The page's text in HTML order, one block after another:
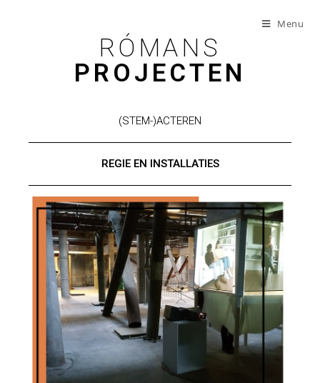
Menu
RÓMANS
PROJECTEN
(STEM-)ACTEREN
REGIE EN INSTALLATIES